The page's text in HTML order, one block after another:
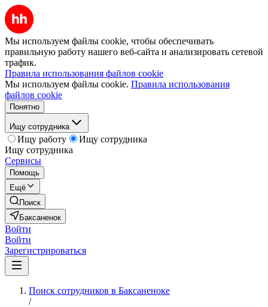
Мы используем файлы cookie, чтобы обеспечивать
правильную работу нашего веб-сайта и анализировать сетевой
трафик.
Правила использования файлов cookie
Мы используем файлы cookie. Правила использования
файлов cookie
Понятно
Ищу сотрудника
Ищу работу
Ищу сотрудника
Ищу сотрудника
Сервисы
Помощь
Ещё
Поиск
Баксаненок
Войти
Войти
Зарегистрироваться
Поиск сотрудников в Баксаненоке
/